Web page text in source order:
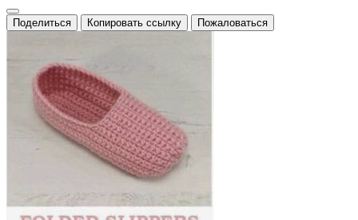
Поделиться Копировать ссылку Пожаловаться